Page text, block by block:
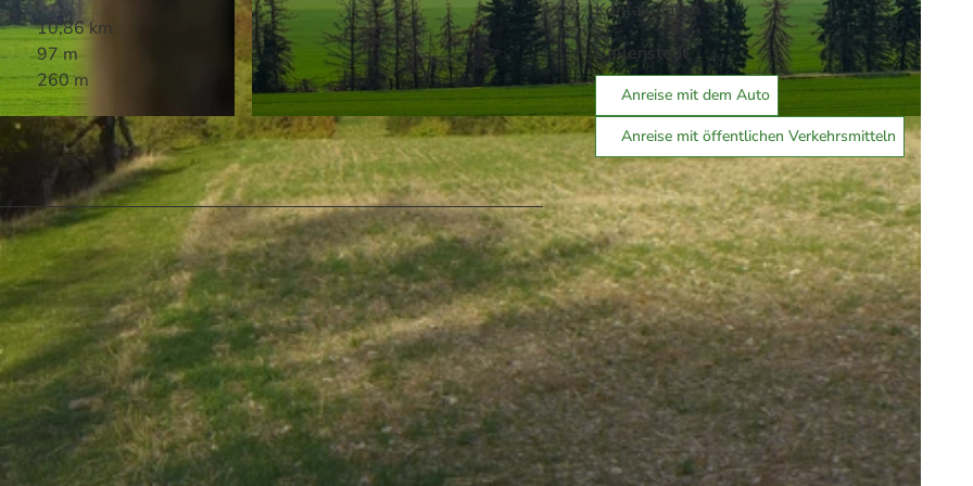
© Olaf Eiding, QTM GmbH |
10,86 km
97 m
260 m
Kontaktdaten
Ballenstedt
Anreise mit dem Auto
Anreise mit öffentlichen Verkehrsmitteln